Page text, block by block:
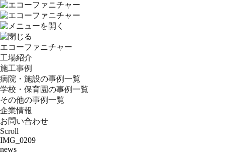
エコーファニチャー
工場紹介
施工事例
病院・施設の事例一覧
学校・保育園の事例一覧
その他の事例一覧
企業情報
お問い合わせ
Scroll
IMG_0209
news